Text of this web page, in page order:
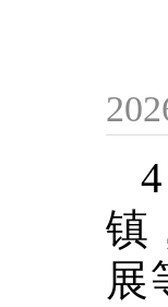
镇
展